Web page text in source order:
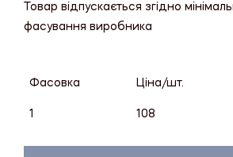
Товар відпускається згідно
фасування виробника
Фасовка Ціна/шт.
1 108